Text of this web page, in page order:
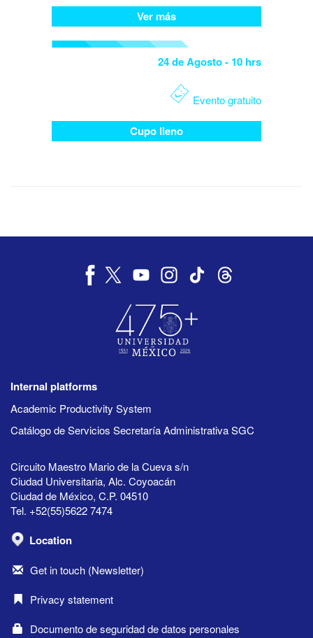
Ver más
24 de Agosto- 10 hrs
Evento gratuito
Cupo lleno
Internal platforms
Academic Productivity System
Catálogo de Servicios Secretaría Administrativa SGC
Circuito Maestro Mario de la Cueva s/n
Ciudad Universitaria, Alc. Coyoacán
Ciudad de México, C.P. 04510
Tel. +52(55)5622 7474
Location
Get in touch (Newsletter)
Privacy statement
Documento de seguridad de datos personales